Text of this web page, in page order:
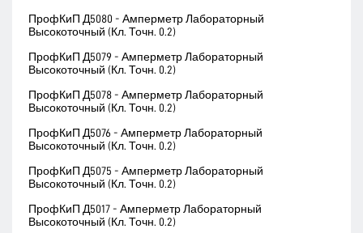
ПрофКиП Д5080 - Амперметр Лабораторный
Высокоточный (Кл. Точн. 0.2)
ПрофКиП Д5079 - Амперметр Лабораторный
Высокоточный (Кл. Точн. 0.2)
ПрофКиП Д5078 - Амперметр Лабораторный
Высокоточный (Кл. Точн. 0.2)
ПрофКиП Д5076 - Амперметр Лабораторный
Высокоточный (Кл. Точн. 0.2)
ПрофКиП Д5075 - Амперметр Лабораторный
Высокоточный (Кл. Точн. 0.2)
ПрофКиП Д5017 - Амперметр Лабораторный
Высокоточный (Кл. Точн. 0.2)